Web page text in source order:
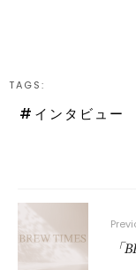
TAGS:
インタビュー
「